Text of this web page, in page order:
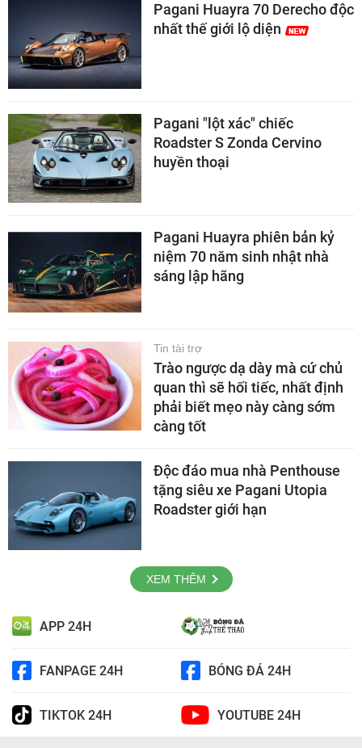
Pagani Huayra 70 Derecho độc
nhất thế giới lộ diện
Pagani "lột xác" chiếc
Roadster S Zonda Cervino
huyền thoại
Pagani Huayra phiên bản kỷ
niệm 70 năm sinh nhật nhà
sáng lập hãng
Tin tài trợ
Trào ngược dạ dày mà cứ chủ
quan thì sẽ hối tiếc, nhất định
phải biết mẹo này càng sớm
càng tốt
Độc đáo mua nhà Penthouse
tặng siêu xe Pagani Utopia
Roadster giới hạn
XEM THÊM
APP 24H
FANPAGE 24H BÓNG ĐÁ 24H
TIKTOK 24H YOUTUBE 24H